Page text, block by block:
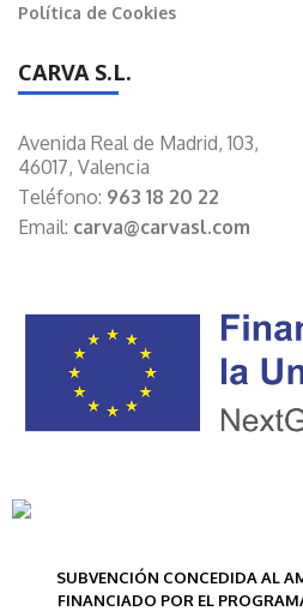
Política de Cookies
CARVA S.L.
Avenida Real de Madrid, 103,
46017, Valencia
Teléfono: 963 18 20 22
Email: carva@carvasl.com
SUBVENCIÓN CONCEDIDA AL
FINANCIADO POR EL